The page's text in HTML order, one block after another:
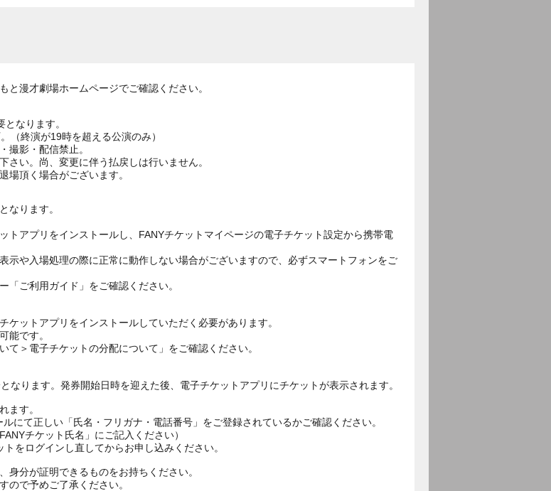
漫才劇場ホームページでご確認ください。
なります。
（終演が19時を超える公演のみ）
撮影・配信禁止。
い。尚、変更に伴う払戻しは行いません。
頂く場合がございます。
なります。
トアプリをインストールし、FANYチケットマイページの電子チケット設定から携帯電
示や入場処理の際に正常に動作しない場合がございますので、必ずスマートフォンをご
ご利用ガイド」をご確認ください。
ットアプリをインストールしていただく必要があります。
能です。
＞電子チケットの分配について」をご確認ください。
ります。発券開始日時を迎えた後、電子チケットアプリにチケットが表示されます。
ます。
にて正しい「氏名・フリガナ・電話番号」をご登録されているかご確認ください。
チケット氏名」にご記入ください）
トをログインし直してからお申し込みください。
分が証明できるものをお持ちください。
ので予めご了承ください。